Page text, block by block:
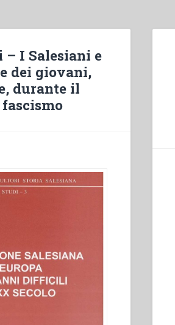
– I Salesiani e
dei giovani,
durante il